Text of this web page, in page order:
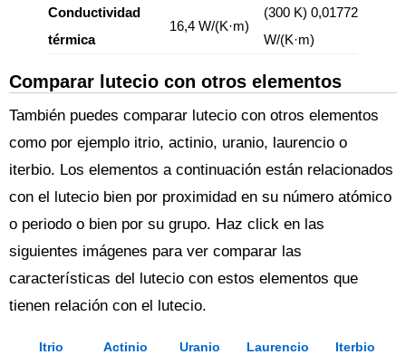
Conductividad
térmica
16,4 W/(K·m)
(300 K) 0,01772
W/(K·m)
Comparar lutecio con otros elementos
También puedes comparar lutecio con otros elementos
como por ejemplo itrio, actinio, uranio, laurencio o
iterbio. Los elementos a continuación están relacionados
con el lutecio bien por proximidad en su número atómico
o periodo o bien por su grupo. Haz click en las
siguientes imágenes para ver comparar las
características del lutecio con estos elementos que
tienen relación con el lutecio.
Itrio Actinio Uranio Laurencio Iterbio